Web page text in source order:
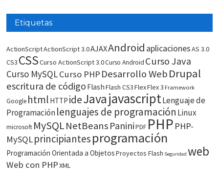
Etiquetas
ActionScriptActionScript 3.0AJAXAndroid aplicacionesAS 3.0
CS3 CSSCurso ActionScript 3.0Curso Android Curso Java
Curso MySQLCurso PHP Desarrollo WebDrupal
escritura de código FlashFlash CS3FlexFlex 3 Framework
Google html HTTP ideJavajavascriptLenguaje de
Programaciónlenguajes de programación Linux
microsoft MySQLNetBeans Panini PDF PHP PHP-
MySQLprincipiantesprogramación
Programación Orientada a ObjetosProyectos Flash Seguridad web
Web con PHPXML